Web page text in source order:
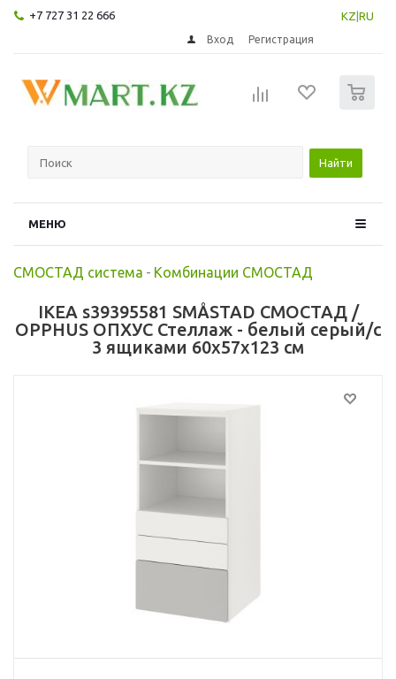
+7 727 31 22 666 KZ RU
Вход Регистрация
Найти
МЕНЮ
СМОСТАД система - Комбинации СМОСТАД
IKEA s39395581 SMÅSTAD СМОСТАД /
OPPHUS ОПХУС Стеллаж - белый серый/с
3 ящиками 60x57x123 см